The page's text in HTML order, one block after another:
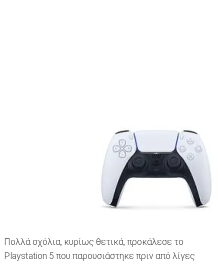
Πολλά σχόλια, κυρίως θετικά, προκάλεσε το
Playstation 5 που παρουσιάστηκε πριν από λίγες